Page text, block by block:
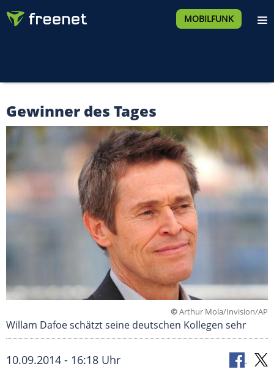
MOBILFUNK
Gewinner des Tages
©Arthur Mola/Invision/AP
Willam Dafoe schätzt seine deutschen Kollegen sehr
10.09.2014 - 16:18 Uhr